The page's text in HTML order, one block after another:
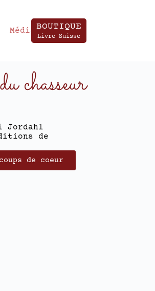
Média BOUTIQUE
Livre Suisse
chasseur
Jordahl
de
de coeur